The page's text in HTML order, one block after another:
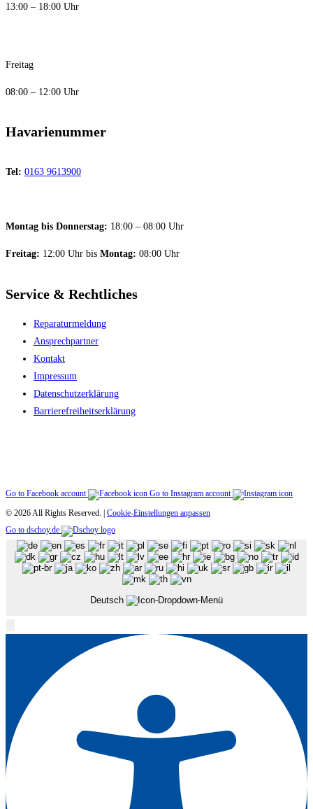
13:00 – 18:00 Uhr
Freitag
08:00 – 12:00 Uhr
Havarienummer
Tel: 0163 9613900
Montag bis Donnerstag: 18:00 – 08:00 Uhr
Freitag: 12:00 Uhr bis Montag: 08:00 Uhr
Service & Rechtliches
Reparaturmeldung
Ansprechpartner
Kontakt
Impressum
Datenschutzerklärung
Barriere­freiheitserklärung
Go to Facebook account
Go to Instagram account
© 2026 All Rights Reserved. | Cookie-Einstellungen anpassen
Go to dschoy.de
Deutsch